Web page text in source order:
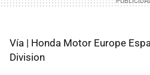
Vía | Honda Motor Europe
Division